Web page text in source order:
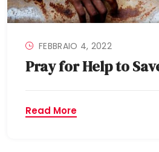
FEBBRAIO 4, 2022
Pray for Help to
Read More